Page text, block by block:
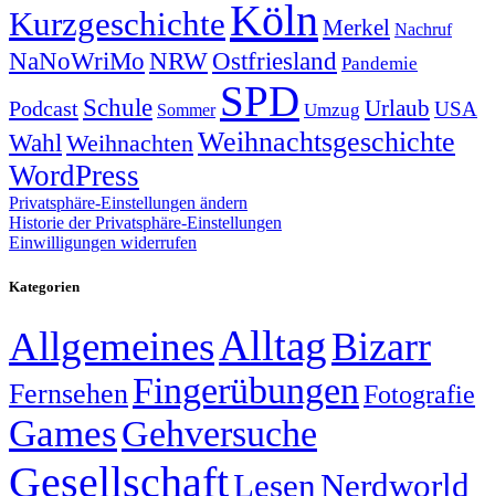
KurzgeschichteKölnMerkel Nachruf
NaNoWriMo NRWOstfriesland Pandemie
Podcast Schule Sommer SPD Umzug Urlaub USA
WahlWeihnachtenWeihnachtsgeschichte
WordPress
Privatsphäre-Einstellungen ändern
Historie der Privatsphäre-Einstellungen
Einwilligungen widerrufen
Kategorien
AllgemeinesAlltagBizarr
Fernsehen Fingerübungen Fotografie
GamesGehversuche
GesellschaftLesen Nerdworld